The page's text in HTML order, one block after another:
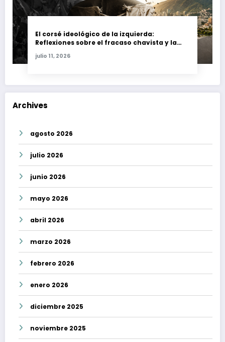
El corsé ideológico de la izquierda:
Reflexiones sobre el fracaso chavista y la
julio 11, 2026
Archives
agosto 2026
julio 2026
junio 2026
mayo 2026
abril 2026
marzo 2026
febrero 2026
enero 2026
diciembre 2025
noviembre 2025